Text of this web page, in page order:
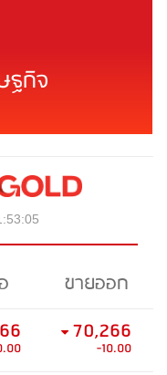
ฐกิจ
ขายออก
70,266
-10.00